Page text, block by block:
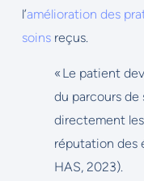
l’amélioration des
soinsreçus.
« Le patient
du parcours
directement
réputation des
HAS, 2023).